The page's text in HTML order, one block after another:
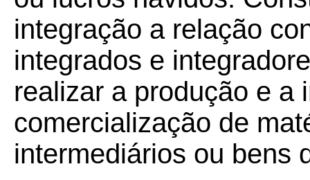
integração a relação
integrados e
realizar a produção e a
comercialização de
intermediários ou bens